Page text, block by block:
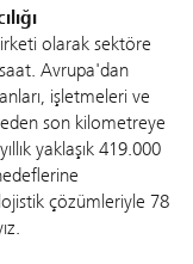
olarak sektöre
Avrupa'dan
işletmeleri ve
son kilometreye
yaklaşık 419.000
çözümleriyle 78